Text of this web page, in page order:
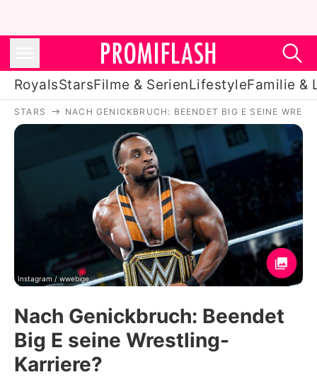
RoyalsStarsFilme & SerienLifestyleFamilie &
Royals
Stars
Filme & Serien
Lifestyle
Familie & Liebe
Promiflash Exklusiv
Alle Themen auf Promiflash
STARS NACH GENICKBRUCH: BEENDET BIG E SEINE
Instagram / wwebige
Nach Genickbruch: Beendet
Big E seine Wrestling-
Karriere?